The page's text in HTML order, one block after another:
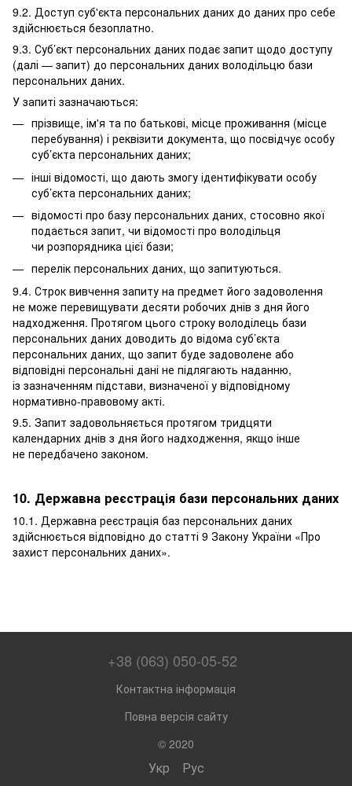
9.2. Доступ суб'єкта персональних даних до даних про себе
здійснюється безоплатно.
9.3. Суб’єкт персональних даних подає запит щодо доступу
(далі — запит) до персональних даних володільцю бази
персональних даних.
У запиті зазначаються:
прізвище, ім'я та по батькові, місце проживання (місце
перебування) і реквізити документа, що посвідчує особу
суб’єкта персональних даних;
інші відомості, що дають змогу ідентифікувати особу
суб’єкта персональних даних;
відомості про базу персональних даних, стосовно якої
подається запит, чи відомості про володільця
чи розпорядника цієї бази;
перелік персональних даних, що запитуються.
9.4. Строк вивчення запиту на предмет його задоволення
не може перевищувати десяти робочих днів з дня його
надходження. Протягом цього строку володілець бази
персональних даних доводить до відома суб’єкта
персональних даних, що запит буде задоволене або
відповідні персональні дані не підлягають наданню,
із зазначенням підстави, визначеної у відповідному
нормативно-правовому акті.
9.5. Запит задовольняється протягом тридцяти
календарних днів з дня його надходження, якщо інше
не передбачено законом.
10. Державна реєстрація бази персональних даних
10.1. Державна реєстрація баз персональних даних
здійснюється відповідно до статті 9 Закону України «Про
захист персональних даних».
+38 (063) 050-05-52
Контактна інформація
Повна версія сайту
© 2020
Укр Рус